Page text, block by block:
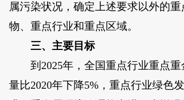
属污染状况，确定上述要求以外的
物、重点行业和重点区域。
三、主要目标
到2025年，全国重点行业重点重
量比2020年下降5%，重点行业绿色